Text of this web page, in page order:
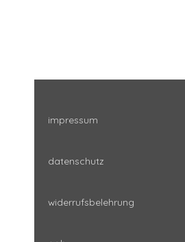
impressum
datenschutz
widerrufsbelehrung